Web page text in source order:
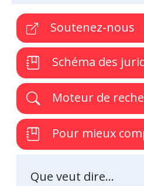
Soutenez-nous
Schéma des
Moteur de
Pour mieux
Que veut dire...